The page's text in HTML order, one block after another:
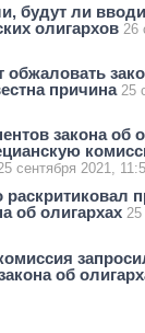
будут ли
олигархов 26
обжаловать
причина 25
закона об
сентября 2021,
раскритиковал
об олигархах 25
об